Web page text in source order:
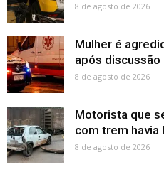
8 de agosto de 2026
Mulher é
após discussão
8 de agosto de 2026
Motorista que
com trem havia
8 de agosto de 2026